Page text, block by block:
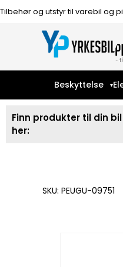
Tilbehør og utstyr til varebil og
Beskyttelse
Finn produkter til din bil
her:
SKU: PEUGU-09751